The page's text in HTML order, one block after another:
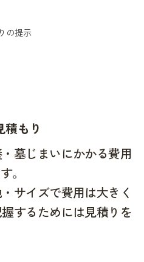
もり
墓じまいにかかる費用
。
サイズで費用は大きく
するためには見積りを